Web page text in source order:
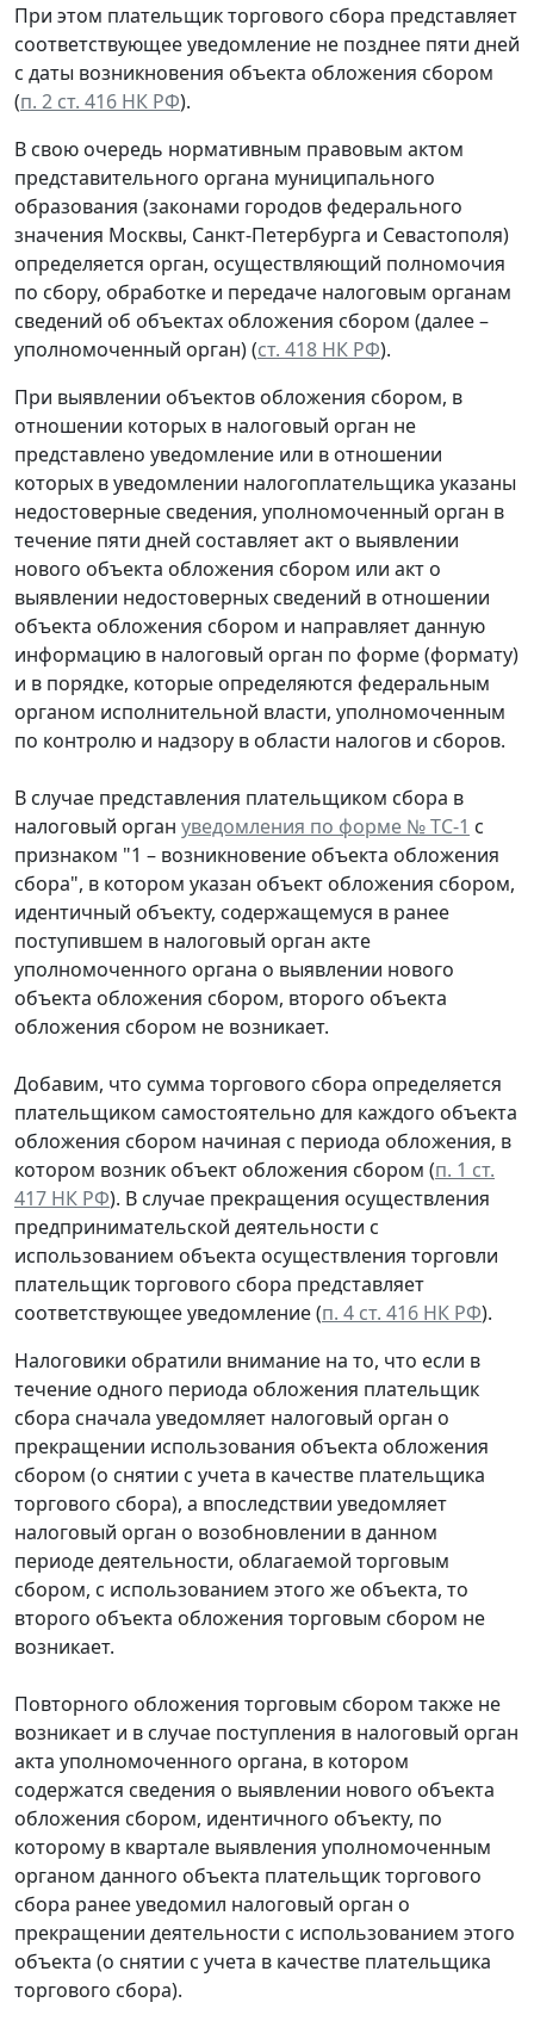
При этом плательщик торгового сбора представляет
соответствующее уведомление не позднее пяти дней
с даты возникновения объекта обложения сбором
(п. 2 ст. 416 НК РФ).
В свою очередь нормативным правовым актом
представительного органа муниципального
образования (законами городов федерального
значения Москвы, Санкт-Петербурга и Севастополя)
определяется орган, осуществляющий полномочия
по сбору, обработке и передаче налоговым органам
сведений об объектах обложения сбором (далее –
уполномоченный орган) (ст. 418 НК РФ).
При выявлении объектов обложения сбором, в
отношении которых в налоговый орган не
представлено уведомление или в отношении
которых в уведомлении налогоплательщика указаны
недостоверные сведения, уполномоченный орган в
течение пяти дней составляет акт о выявлении
нового объекта обложения сбором или акт о
выявлении недостоверных сведений в отношении
объекта обложения сбором и направляет данную
информацию в налоговый орган по форме (формату)
и в порядке, которые определяются федеральным
органом исполнительной власти, уполномоченным
по контролю и надзору в области налогов и сборов.
В случае представления плательщиком сбора в
налоговый орган уведомления по форме № ТС-1 с
признаком "1 – возникновение объекта обложения
сбора", в котором указан объект обложения сбором,
идентичный объекту, содержащемуся в ранее
поступившем в налоговый орган акте
уполномоченного органа о выявлении нового
объекта обложения сбором, второго объекта
обложения сбором не возникает.
Добавим, что сумма торгового сбора определяется
плательщиком самостоятельно для каждого объекта
обложения сбором начиная с периода обложения, в
котором возник объект обложения сбором (п. 1 ст.
417 НК РФ). В случае прекращения осуществления
предпринимательской деятельности с
использованием объекта осуществления торговли
плательщик торгового сбора представляет
соответствующее уведомление (п. 4 ст. 416 НК РФ).
Налоговики обратили внимание на то, что если в
течение одного периода обложения плательщик
сбора сначала уведомляет налоговый орган о
прекращении использования объекта обложения
сбором (о снятии с учета в качестве плательщика
торгового сбора), а впоследствии уведомляет
налоговый орган о возобновлении в данном
периоде деятельности, облагаемой торговым
сбором, с использованием этого же объекта, то
второго объекта обложения торговым сбором не
возникает.
Повторного обложения торговым сбором также не
возникает и в случае поступления в налоговый орган
акта уполномоченного органа, в котором
содержатся сведения о выявлении нового объекта
обложения сбором, идентичного объекту, по
которому в квартале выявления уполномоченным
органом данного объекта плательщик торгового
сбора ранее уведомил налоговый орган о
прекращении деятельности с использованием этого
объекта (о снятии с учета в качестве плательщика
торгового сбора).